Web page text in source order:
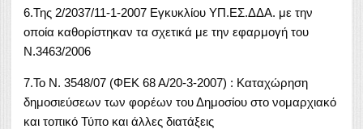
6.Της 2/2037/11-1-2007 Εγκυκλίου ΥΠ.ΕΣ.ΔΔΑ. με την
οποία καθορίστηκαν τα σχετικά με την εφαρμογή του
Ν.3463/2006
7.Το Ν. 3548/07 (ΦΕΚ 68 Α/20-3-2007) : Καταχώρηση
δημοσιεύσεων των φορέων του Δημοσίου στο νομαρχιακό
και τοπικό Τύπο και άλλες διατάξεις